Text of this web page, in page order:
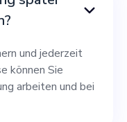
und jederzeit
können Sie
arbeiten und bei